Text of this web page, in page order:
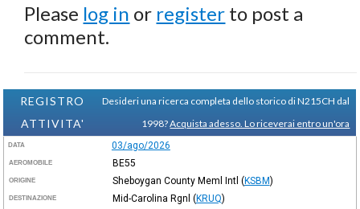
Please log in or register to post a
comment.
REGISTRO
ATTIVITA'
Desideri una ricerca completa dello storico di N215CH dal
1998?Acquista adesso. Lo riceverai entro un'ora
DATA 03/ago/2026
AEROMOBILE BE55
ORIGINE Sheboygan County Meml Intl (KSBM)
DESTINAZIONE Mid-Carolina Rgnl (KRUQ)